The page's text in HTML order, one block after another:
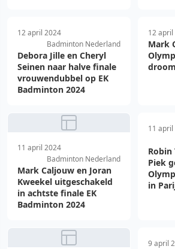
12 april 2024
Badminton Nederland
Debora Jille en Cheryl
Seinen naar halve finale
vrouwendubbel op EK
Badminton 2024
12
Mark
11 april 2024
Badminton Nederland
Mark Caljouw en Joran
Kweekel uitgeschakeld
in achtste finale EK
Badminton 2024
11
Robin
Piek
in
9 april